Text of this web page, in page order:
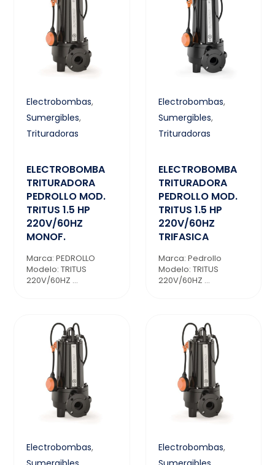
Electrobombas,
Sumergibles,
Trituradoras
ELECTROBOMBA
TRITURADORA
PEDROLLO MOD.
TRITUS 1.5 HP
220V/60HZ
MONOF.
Marca: PEDROLLO
Modelo: TRITUS
220V/60HZ ...
Electrobombas,
Sumergibles,
Trituradoras
ELECTROBOMBA
TRITURADORA
PEDROLLO MOD.
TRITUS 1.5 HP
220V/60HZ
TRIFASICA
Marca: Pedrollo
Modelo: TRITUS
220V/60HZ ...
Electrobombas,
Electrobombas,